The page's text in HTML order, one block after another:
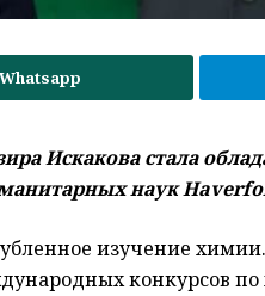
Whatsapp
Искакова стала
наук
изучение
конкурсов